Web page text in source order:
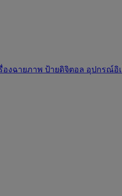
องฉายภาพ ป้ายดิจิตอล อุปกรณ์อิ